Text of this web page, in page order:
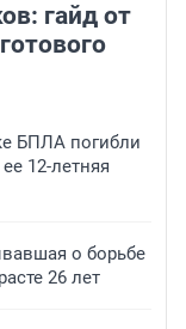
гайд от
БПЛА погибли
12-летняя
о борьбе
26 лет